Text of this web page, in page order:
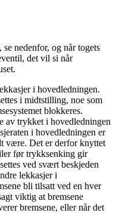
nedenfor, og når togets
det vil si når
i hovedledningen.
i midtstilling, noe som
blokkeres.
av trykket i hovedledningen
i hovedledningen er
være. Det er derfor knyttet
før trykksenking gir
ved svært beskjeden
lekkasjer i
bli tilsatt ved en hver
viktig at bremsene
bremsene, eller når det